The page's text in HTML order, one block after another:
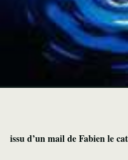
issu d’un mail de Fabien le